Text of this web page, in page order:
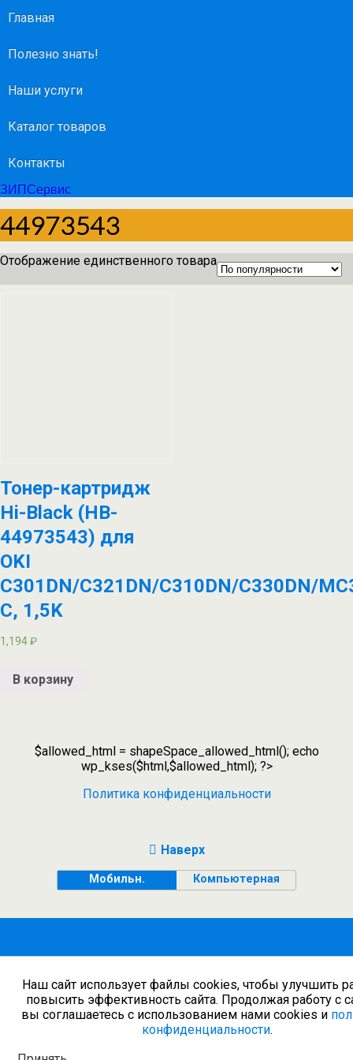
Главная
Полезно знать!
Наши услуги
Каталог товаров
Контакты
ЗИПСервис
44973543
Отображение единственного товара
Тонер-картридж
Hi-Black (HB-
44973543) для
OKI
C301DN/C321DN/C310DN/C330DN/
C, 1,5K
1,194₽
В корзину
$allowed_html = shapeSpace_allowed_html(); echo
wp_kses($html,$allowed_html); ?>
Политика конфиденциальности
Наш сайт использует файлы cookies, чтобы улучшить
повысить эффективность сайта. Продолжая работу с
вы соглашаетесь с использованием нами cookies и
конфиденциальности.
Наверх
Мобильн. Компьютерная